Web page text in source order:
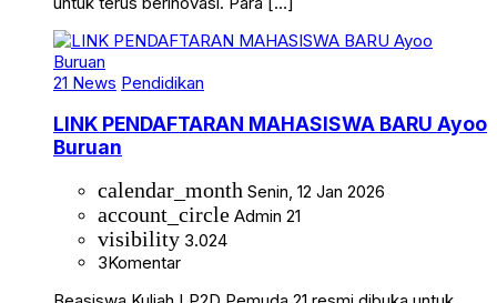
21 News Pendidikan
LINK PENDAFTARAN MAHASISWA BARU Ayoo
Buruan
calendar_month Senin, 12 Jan 2026
account_circle Admin 21
visibility 3.024
3Komentar